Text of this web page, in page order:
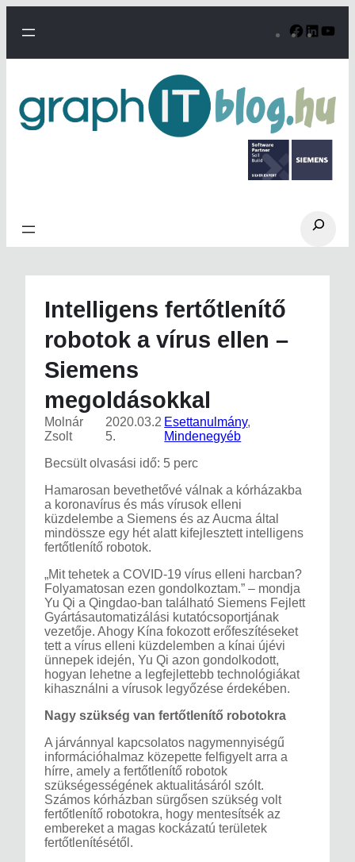
tartalomhoz
Search
Intelligens fertőtlenítő
robotok a vírus ellen –
Siemens
megoldásokkal
Molnár
Zsolt
2020.03.2
5.
Esettanulmány
Mindenegyéb
Becsült olvasási idő: 5 perc
Hamarosan bevethetővé válnak a kórházakba
a koronavírus és más vírusok elleni
küzdelembe a Siemens és az Aucma által
mindössze egy hét alatt kifejlesztett intelligens
fertőtlenítő robotok.
„Mit tehetek a COVID-19 vírus elleni harcban?
Folyamatosan ezen gondolkoztam.” – mondja
Yu Qi a Qingdao-ban található Siemens Fejlett
Gyártásautomatizálási kutatócsoportjának
vezetője. Ahogy Kína fokozott erőfeszítéseket
tett a vírus elleni küzdelemben a kínai újévi
ünnepek idején, Yu Qi azon gondolkodott,
hogyan lehetne a legfejlettebb technológiákat
kihasználni a vírusok legyőzése érdekében.
Nagy szükség van fertőtlenítő robotokra
A járvánnyal kapcsolatos nagymennyiségű
információhalmaz közepette felfigyelt arra a
hírre, amely a fertőtlenítő robotok
szükségességének aktualitásáról szólt.
Számos kórházban sürgősen szükség volt
fertőtlenítő robotokra, hogy mentesítsék az
embereket a magas kockázatú területek
fertőtlenítésétől.